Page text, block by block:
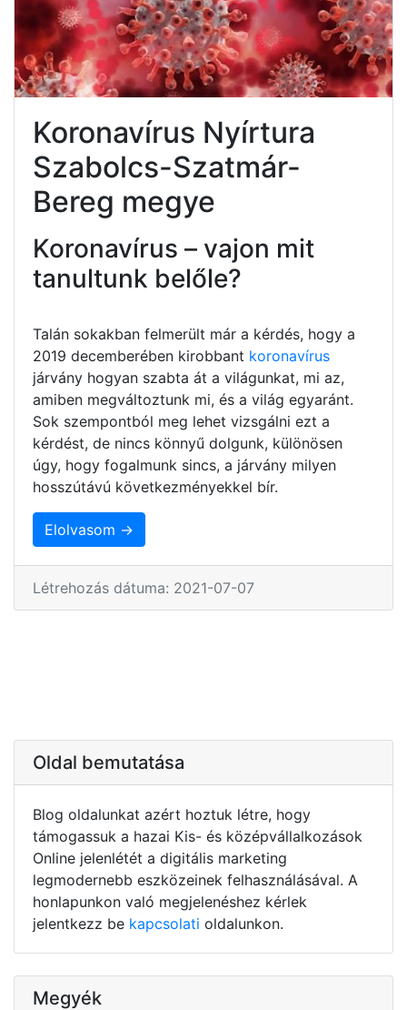
Koronavírus Nyírtura
Szabolcs-Szatmár-
Bereg megye
Koronavírus – vajon mit
tanultunk belőle?
Talán sokakban felmerült már a kérdés, hogy a
2019 decemberében kirobbant koronavírus
járvány hogyan szabta át a világunkat, mi az,
amiben megváltoztunk mi, és a világ egyaránt.
Sok szempontból meg lehet vizsgálni ezt a
kérdést, de nincs könnyű dolgunk, különösen
úgy, hogy fogalmunk sincs, a járvány milyen
hosszútávú következményekkel bír.
Elolvasom →
Létrehozás dátuma: 2021-07-07
Oldal bemutatása
Blog oldalunkat azért hoztuk létre, hogy
támogassuk a hazai Kis- és középvállalkozások
Online jelenlétét a digitális marketing
legmodernebb eszközeinek felhasználásával. A
honlapunkon való megjelenéshez kérlek
jelentkezz be kapcsolati oldalunkon.
Megyék